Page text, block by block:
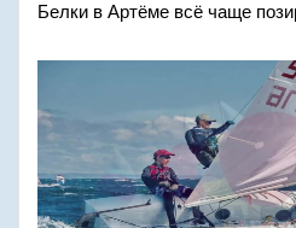
Белки в Артёме всё чаще